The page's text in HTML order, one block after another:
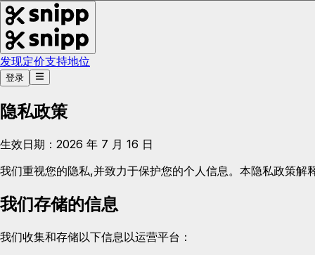
发现定价支持地位
登录
隐私政策
生效日期：2026 年 7 月 16 日
我们重视您的隐私,并致力于保护您的个人信息。本隐私政策
我们存储的信息
我们收集和存储以下信息以运营平台：